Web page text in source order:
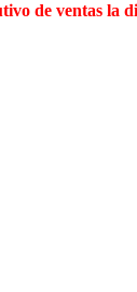
de ventas la